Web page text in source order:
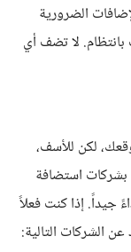
الضرورية
لا تضف أي
لكن للأسف،
استضافة
جيداً. إذا كنت فعلاً
الشركات التالية: